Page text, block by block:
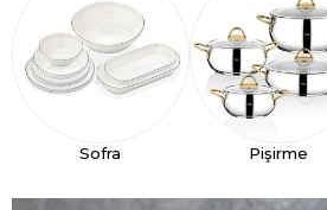
Sofra Pişirme